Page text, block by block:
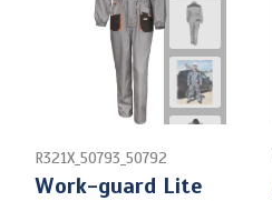
R321X_50793_50792
Work-guard Lite